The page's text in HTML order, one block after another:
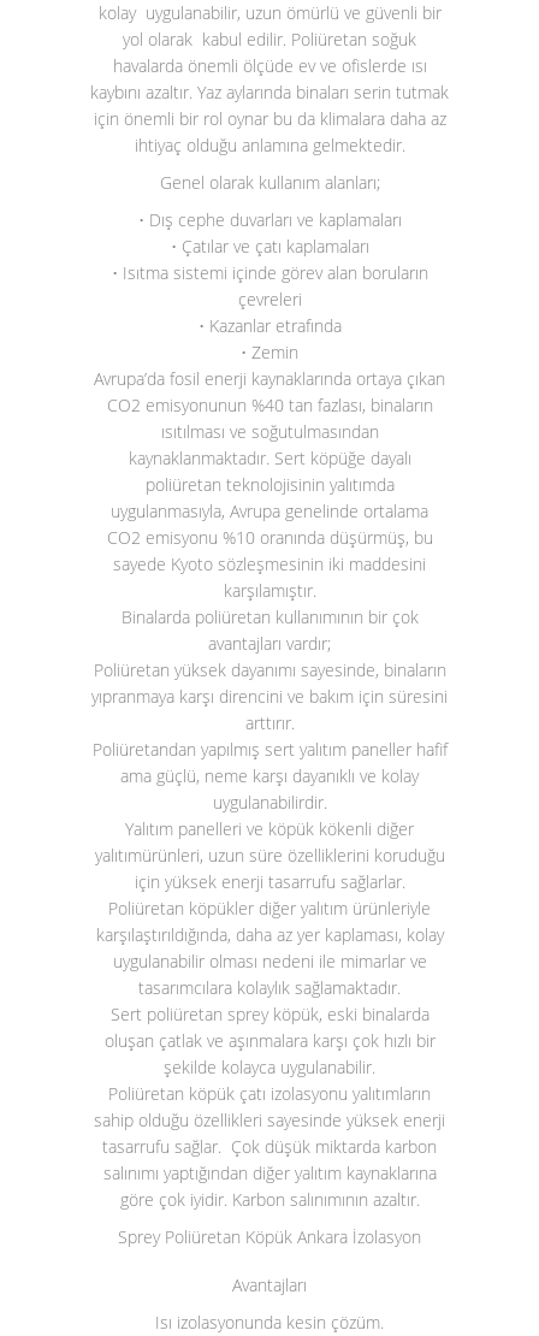
kolay uygulanabilir, uzun ömürlü ve güvenli bir
yol olarak kabul edilir. Poliüretan soğuk
havalarda önemli ölçüde ev ve ofislerde ısı
kaybını azaltır. Yaz aylarında binaları serin tutmak
için önemli bir rol oynar bu da klimalara daha az
ihtiyaç olduğu anlamına gelmektedir.
Genel olarak kullanım alanları;
• Dış cephe duvarları ve kaplamaları
• Çatılar ve çatı kaplamaları
• Isıtma sistemi içinde görev alan boruların
çevreleri
• Kazanlar etrafında
• Zemin
Avrupa’da fosil enerji kaynaklarında ortaya çıkan
CO2 emisyonunun %40 tan fazlası, binaların
ısıtılması ve soğutulmasından
kaynaklanmaktadır. Sert köpüğe dayalı
poliüretan teknolojisinin yalıtımda
uygulanmasıyla, Avrupa genelinde ortalama
CO2 emisyonu %10 oranında düşürmüş, bu
sayede Kyoto sözleşmesinin iki maddesini
karşılamıştır.
Binalarda poliüretan kullanımının bir çok
avantajları vardır;
Poliüretan yüksek dayanımı sayesinde, binaların
yıpranmaya karşı direncini ve bakım için süresini
arttırır.
Poliüretandan yapılmış sert yalıtım paneller hafif
ama güçlü, neme karşı dayanıklı ve kolay
uygulanabilirdir.
Yalıtım panelleri ve köpük kökenli diğer
yalıtımürünleri, uzun süre özelliklerini koruduğu
için yüksek enerji tasarrufu sağlarlar.
Poliüretan köpükler diğer yalıtım ürünleriyle
karşılaştırıldığında, daha az yer kaplaması, kolay
uygulanabilir olması nedeni ile mimarlar ve
tasarımcılara kolaylık sağlamaktadır.
Sert poliüretan sprey köpük, eski binalarda
oluşan çatlak ve aşınmalara karşı çok hızlı bir
şekilde kolayca uygulanabilir.
Poliüretan köpük çatı izolasyonu yalıtımların
sahip olduğu özellikleri sayesinde yüksek enerji
tasarrufu sağlar. Çok düşük miktarda karbon
salınımı yaptığından diğer yalıtım kaynaklarına
göre çok iyidir. Karbon salınımının azaltır.
Sprey Poliüretan Köpük Ankara İzolasyon
Avantajları
Isı izolasyonunda kesin çözüm.